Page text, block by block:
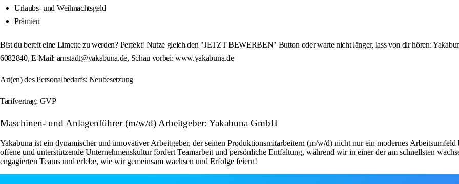
Urlaubs- und Weihnachtsgeld
Prämien
Bist du bereit eine Limette zu werden? Perfekt! Nutze gleich den "JETZT BEWERBEN" Button oder warte nicht länger, lass von dir hören:
6082840, E-Mail: arnstadt@yakabuna.de, Schau vorbei: www.yakabuna.de
Art(en) des Personalbedarfs: Neubesetzung
Tarifvertrag: GVP
Maschinen- und Anlagenführer (m/w/d) Arbeitgeber: Yakabuna GmbH
Yakabuna ist ein dynamischer und innovativer Arbeitgeber, der seinen Produktionsmitarbeitern (m/w/d) nicht nur ein modernes
offene und unterstützende Unternehmenskultur fördert Teamarbeit und persönliche Entfaltung, während wir in einer der am schnellsten
engagierten Teams und erlebe, wie wir gemeinsam wachsen und Erfolge feiern!